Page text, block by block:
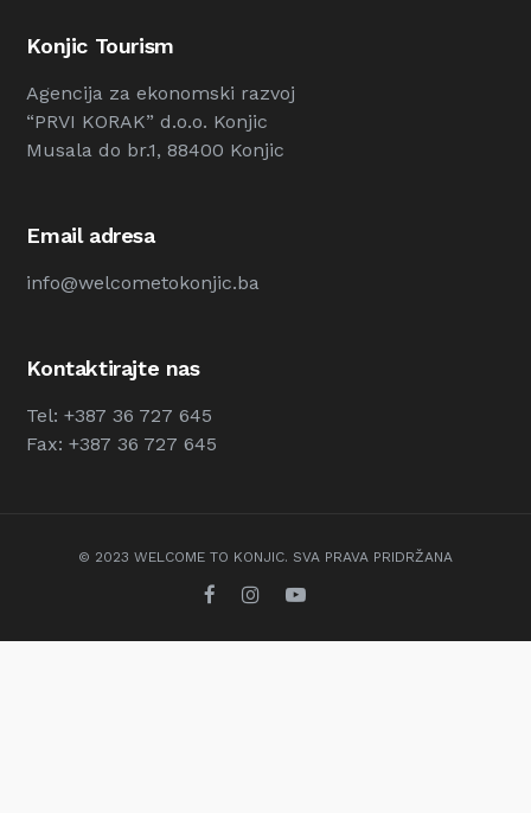
Konjic Tourism
Agencija za ekonomski razvoj
“PRVI KORAK” d.o.o. Konjic
Musala do br.1, 88400 Konjic
Email adresa
info@welcometokonjic.ba
Kontaktirajte nas
Tel: +387 36 727 645
Fax: +387 36 727 645
© 2023 WELCOME TO KONJIC. SVA PRAVA PRIDRŽANA